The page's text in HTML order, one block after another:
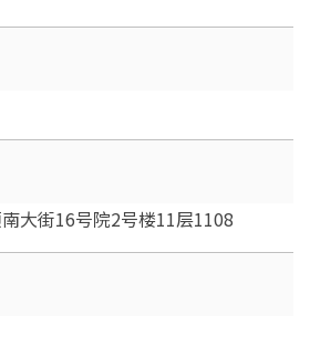
大街16号院2号楼11层1108